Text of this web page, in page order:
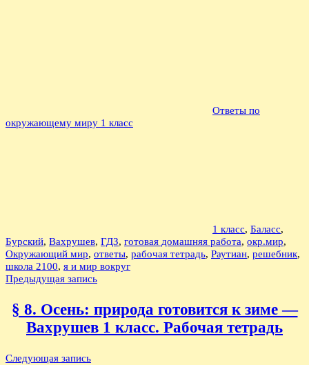
Ответы по
окружающему миру 1 класс
1 класс, Баласс,
Бурский, Вахрушев, ГДЗ, готовая домашняя работа, окр.мир,
Окружающий мир, ответы, рабочая тетрадь, Раутиан, решебник,
школа 2100, я и мир вокруг
Навигация
записям
Предыдущая запись
§ 8. Осень: природа готовится к зиме —
Вахрушев 1 класс. Рабочая тетрадь
Следующая запись